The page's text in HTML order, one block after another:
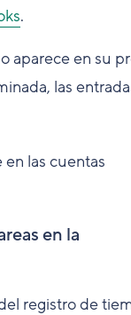
.
aparece en su
las
las cuentas
en la
registro de